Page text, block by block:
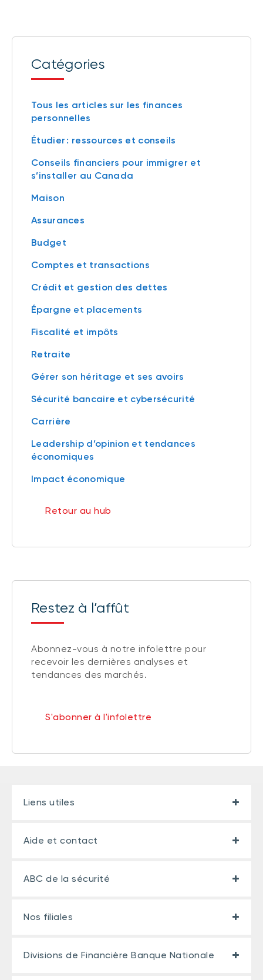
Catégories
Tous les articles sur les finances
personnelles
Étudier : ressources et conseils
Conseils financiers pour immigrer et
s’installer au Canada
Maison
Assurances
Budget
Comptes et transactions
Crédit et gestion des dettes
Épargne et placements
Fiscalité et impôts
Retraite
Gérer son héritage et ses avoirs
Sécurité bancaire et cybersécurité
Carrière
Leadership d’opinion et tendances
économiques
Impact économique
Retour au hub
Restez à l’affût
Abonnez-vous à notre infolettre pour
recevoir les dernières analyses et
tendances des marchés.
S'abonner à l'infolettre
Liens utiles
Aide et contact
ABC de la sécurité
Nos filiales
Divisions de Financière Banque Nationale